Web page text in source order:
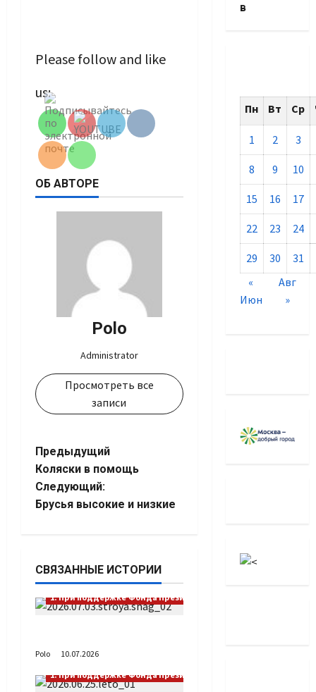
Please follow and like
us:Channel ID
ОБ АВТОРЕ
Polo
Administrator
Просмотреть все
записи
Навигация
записи
Предыдущий
Коляски в помощь
Следующий:
Брусья высокие и низкие
СВЯЗАННЫЕ ИСТОРИИ
1. При поддержке Фонда Президентских грантов
Polo
10.07.2026
1. При поддержке Фонда Президентских грантов
в
Пн Вт Ср
1 2 3
8 9 10
15 16 17
22 23 24
29 30
31
«
Июн
Авг
»